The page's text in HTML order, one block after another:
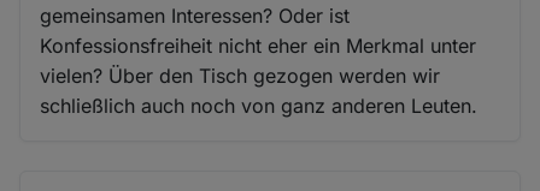
gemeinsamen Interessen? Oder ist
Konfessionsfreiheit nicht eher ein Merkmal unter
vielen? Über den Tisch gezogen werden wir
schließlich auch noch von ganz anderen Leuten.